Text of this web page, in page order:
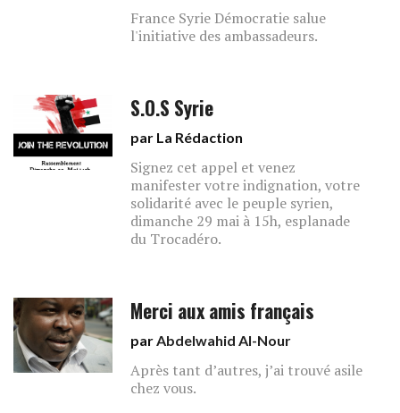
France Syrie Démocratie salue
l'initiative des ambassadeurs.
S.O.S Syrie
par La Rédaction
Signez cet appel et venez
manifester votre indignation, votre
solidarité avec le peuple syrien,
dimanche 29 mai à 15h, esplanade
du Trocadéro.
Merci aux amis français
parAbdelwahid Al-Nour
Après tant d’autres, j’ai trouvé asile
chez vous.